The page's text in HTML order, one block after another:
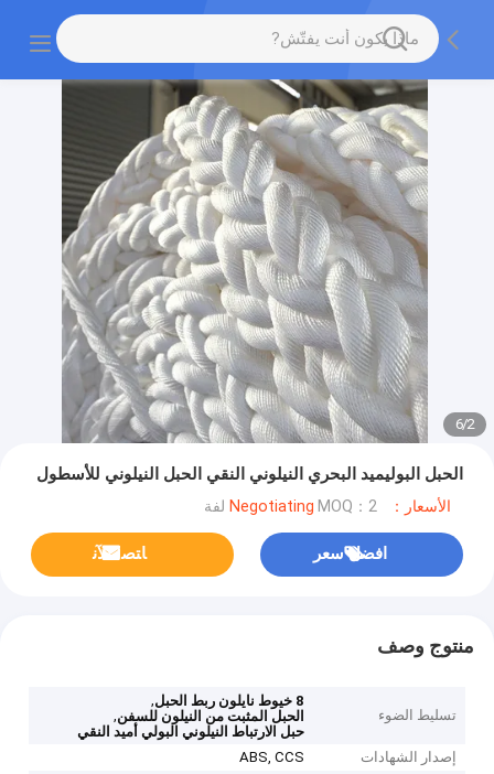
2
/
6
الحبل البوليميد البحري النيلوني النقي الحبل النيلوني للأسطول
الأسعار：Negotiating MOQ：2 لفة
افضل سعر ﺎﺘﺼﻟ ﺍﻶﻧ
منتوج وصف
تسليط الضوء
8 خيوط نايلون ربط الحبل
,
الحبل المثبت من النيلون للسفن,
حبل الارتباط النيلوني البولي أميد النقي
إصدار الشهادات
ABS, CCS